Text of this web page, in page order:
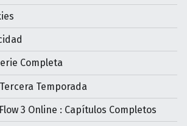
Completa
Temporada
3 Online : Capítulos Completos